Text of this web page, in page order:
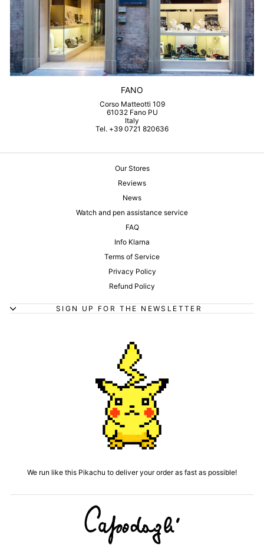
FANO
Corso Matteotti 109
61032 Fano PU
Italy
Tel. +39 0721 820636
Our Stores
Reviews
News
Watch and pen assistance service
FAQ
Info Klarna
Terms of Service
Privacy Policy
Refund Policy
SIGN UP FOR THE NEWSLETTER
We run like this Pikachu to deliver your order as fast as possible!